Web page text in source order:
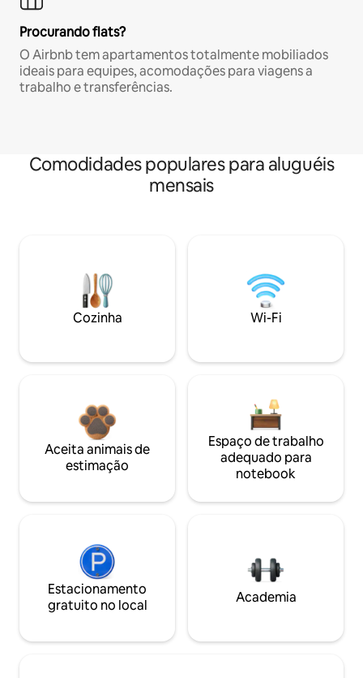
Procurando flats?
O Airbnb tem apartamentos totalmente mobiliados
ideais para equipes, acomodações para viagens a
trabalho e transferências.
Comodidades populares para aluguéis
mensais
Cozinha Wi-Fi
Aceita animais de
estimação
Espaço de trabalho
adequado para
notebook
Estacionamento
gratuito no local
Academia